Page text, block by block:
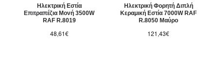
Ηλεκτρική Εστία
Επιτραπέζια Μονή 3500W
RAF R.8019
48,61€
Ηλεκτρική Φορητή Διπλή
Κεραμική Εστία 7000W RAF
R.8050 Μαύρο
121,43€